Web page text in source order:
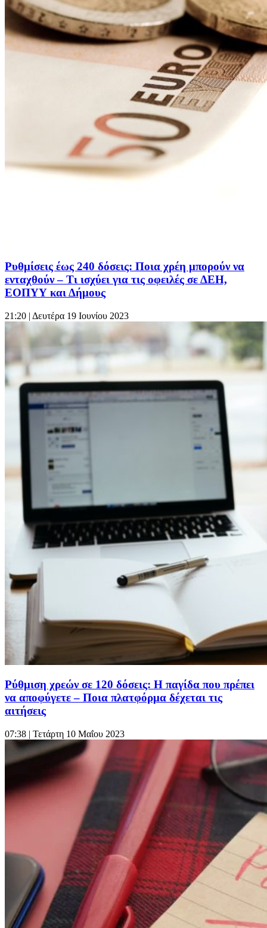
Ρυθμίσεις έως 240 δόσεις: Ποια χρέη μπορούν να
ενταχθούν – Τι ισχύει για τις οφειλές σε ΔΕΗ,
ΕΟΠΥΥ και Δήμους
21:20 | Δευτέρα 19 Ιουνίου 2023
Ρύθμιση χρεών σε 120 δόσεις: Η παγίδα που πρέπει
να αποφύγετε – Ποια πλατφόρμα δέχεται τις
αιτήσεις
07:38 | Τετάρτη 10 Μαΐου 2023